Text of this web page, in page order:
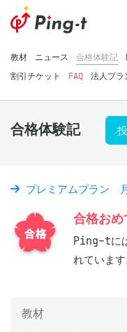
教材 ニュース 合格体験記
割引チケット
FAQ 法人プラ
合格体験記
プレミアムプラン
合格おめ
Ping-tに
れています
教材